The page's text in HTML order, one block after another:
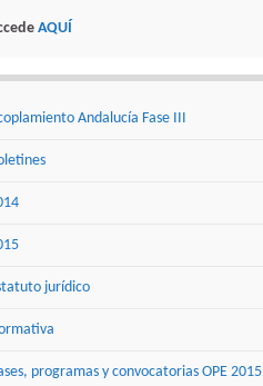
AQUÍ
Andalucía Fase III
jurídico
programas y convocatorias OPE 2015